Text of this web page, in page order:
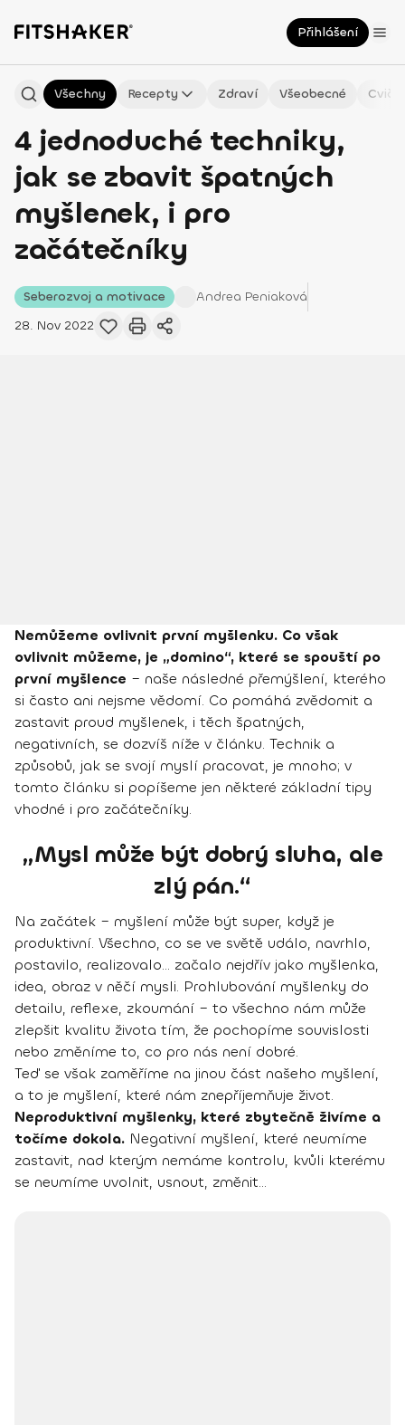
Přihlášení
Všechny Recepty Zdraví Všeobecné
4 jednoduché techniky,
jak se zbavit špatných
myšlenek, i pro
začátečníky
Seberozvoj a motivace Andrea Peniaková
28. Nov 2022
Nemůžeme ovlivnit první myšlenku. Co však
ovlivnit můžeme, je „domino“, které se spouští po
první myšlence – naše následné přemýšlení, kterého
si často ani nejsme vědomí. Co pomáhá zvědomit a
zastavit proud myšlenek, i těch špatných,
negativních, se dozvíš níže v článku. Technik a
způsobů, jak se svojí myslí pracovat, je mnoho; v
tomto článku si popíšeme jen některé základní tipy
vhodné i pro začátečníky.
„Mysl může být dobrý sluha, ale
zlý pán.“
Na začátek – myšlení může být super, když je
produktivní. Všechno, co se ve světě událo, navrhlo,
postavilo, realizovalo... začalo nejdřív jako myšlenka,
idea, obraz v něčí mysli. Prohlubování myšlenky do
detailu, reflexe, zkoumání – to všechno nám může
zlepšit kvalitu života tím, že pochopíme souvislosti
nebo změníme to, co pro nás není dobré.
Teď se však zaměříme na jinou část našeho myšlení,
a to je myšlení, které nám znepříjemňuje život.
Neproduktivní myšlenky, které zbytečně živíme a
točíme dokola. Negativní myšlení, které neumíme
zastavit, nad kterým nemáme kontrolu, kvůli kterému
se neumíme uvolnit, usnout, změnit...